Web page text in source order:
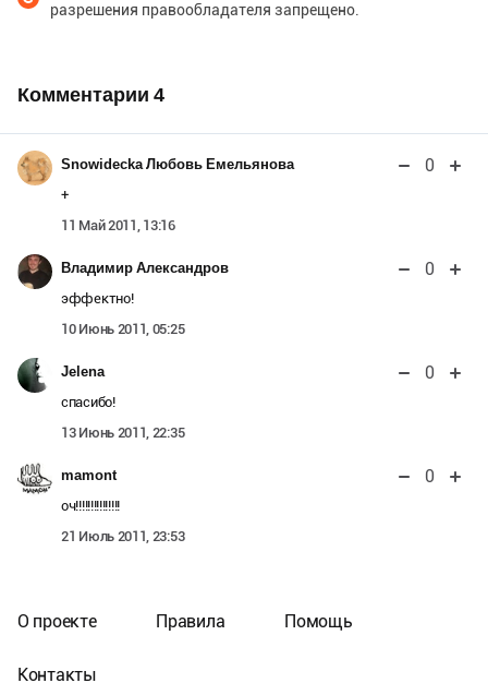
разрешения правообладателя запрещено.
Комментарии 4
Snowidecka Любовь Емельянова 0
+
11 Май 2011, 13:16
Владимир Александров 0
эффектно!
10 Июнь 2011, 05:25
Jelena 0
спасибо!
13 Июнь 2011, 22:35
mamont 0
оч!!!!!!!!!!!!!!!
21 Июль 2011, 23:53
О проекте Правила Помощь
Контакты